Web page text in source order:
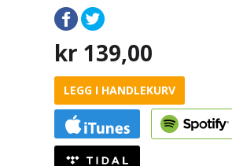
kr 139,00
LEGG I HANDLEKURV